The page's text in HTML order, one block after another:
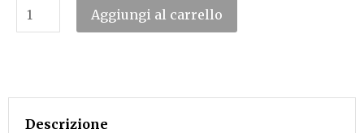
Aggiungi al carrello
Descrizione